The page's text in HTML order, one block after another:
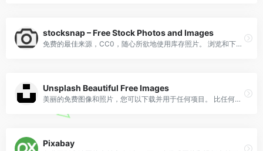
stocksnap – Free Stock Photos and Images
免费的最佳来源，CC0，随心所欲地使用库存照片。 浏览和下载数以千计的无版权库存图片。 无需归属。
Unsplash Beautiful Free Images
美丽的免费图像和照片，您可以下载并用于任何项目。 比任何免版税或库存照片都要好。
Pixabay